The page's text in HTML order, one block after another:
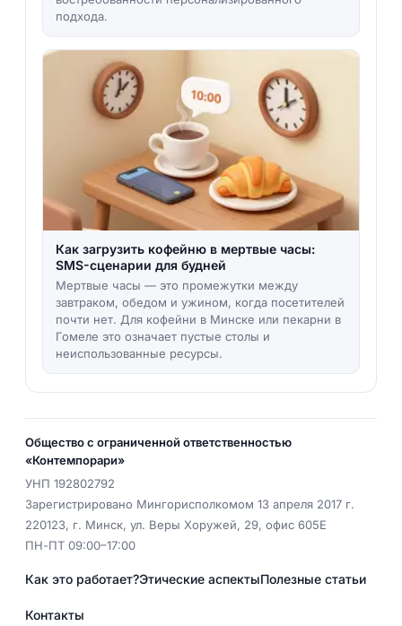
подхода.
Как загрузить кофейню в мертвые часы:
SMS-сценарии для будней
Мертвые часы — это промежутки между
завтраком, обедом и ужином, когда посетителей
почти нет. Для кофейни в Минске или пекарни в
Гомеле это означает пустые столы и
неиспользованные ресурсы.
Общество с ограниченной ответственностью
«Контемпорари»
УНП 192802792
Зарегистрировано Мингорисполкомом 13 апреля 2017 г.
220123, г. Минск, ул. Веры Хоружей, 29, офис 605Е
ПН-ПТ 09:00–17:00
Как это работает?Этические аспектыПолезные статьи
Контакты